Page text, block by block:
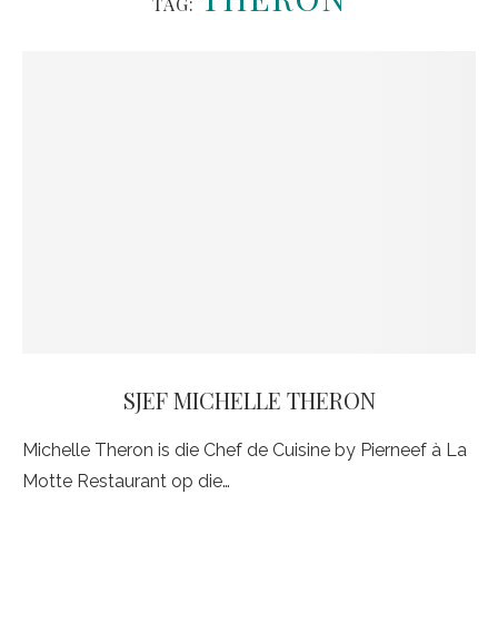
SJEF MICHELLE THERON
Michelle Theron is die Chef de Cuisine by Pierneef à La
Motte Restaurant op die…